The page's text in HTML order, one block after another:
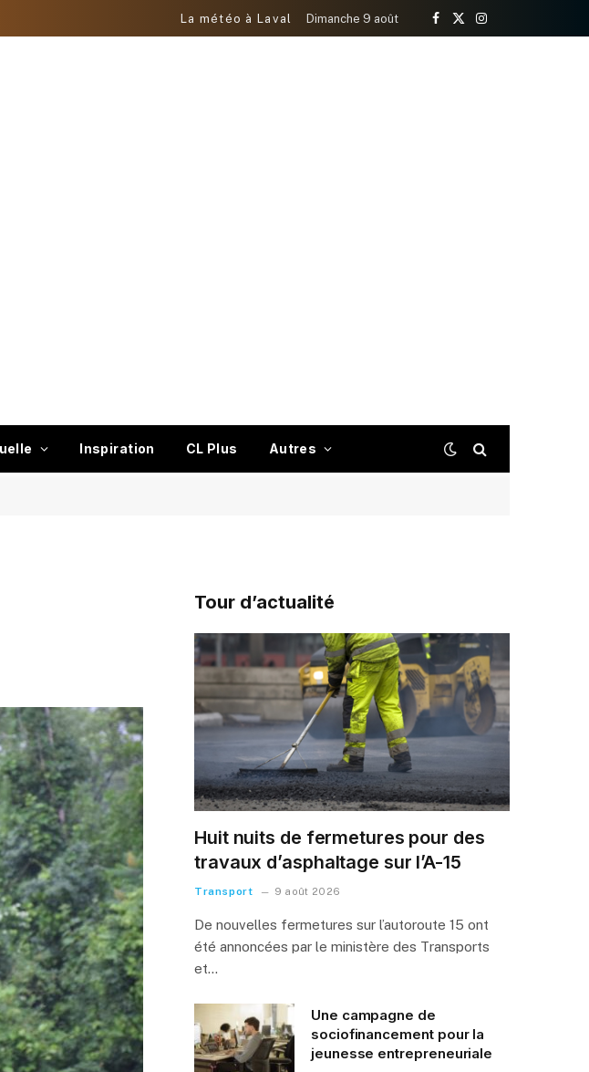
La météo à Laval Dimanche 9 août
Facebook
X
Instagram
Inspiration CL Plus Autres
Tour d’actualité
Huit nuits de fermetures pour des
travaux d’asphaltage sur l’A-15
Transport 9 août 2026
De nouvelles fermetures sur l’autoroute 15 ont
été annoncées par le ministère des Transports
et…
Une campagne de
sociofinancement pour la
jeunesse entrepreneuriale